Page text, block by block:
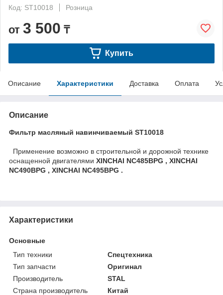
Код: ST10018
Розница
от 3 500 ₸
Купить
Описание Характеристики Доставка Оплата
Описание
Фильтр масляный навинчиваемый ST10018
Применение возможно в строительной и дорожной технике
оснащенной двигателями XINCHAI NC485BPG , XINCHAI
NC490BPG , XINCHAI NC495BPG .
Характеристики
Основные
Тип техники
Спецтехника
Тип запчасти
Оригинал
Производитель
STAL
Страна производитель
Китай